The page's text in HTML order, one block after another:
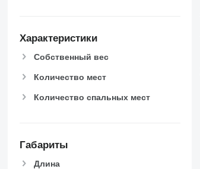
Характеристики
Собственный вес
Количество мест
Количество спальных мест
Габариты
Длина